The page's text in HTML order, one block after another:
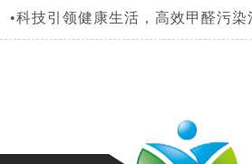
•科技引领健康生活，高效甲醛污染